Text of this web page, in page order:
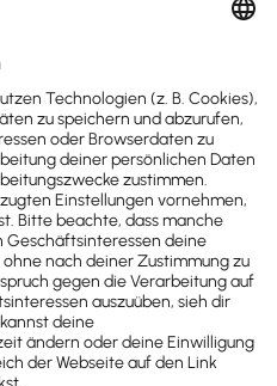
offen?
für dich da.